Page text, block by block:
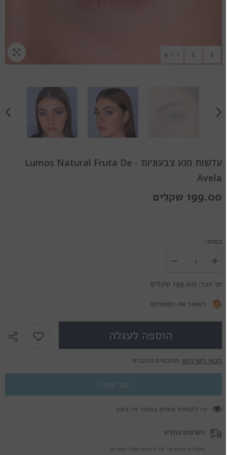
1
/
5
עדשות מגע צבעוניות - Lumos Natural Fruta De
Avela
199.00 שקלים
כמות:
הכמות
עבור
מגע
Natural
Fruta
De
הגדל
עבור
מגע
צבעוניות
De
סך הכל: 199.00 שקלים
לשאול את המומחים
הוספה לעגלה
מוסכמים ומובנים תנאי השימוש
קנה עכשיו
59 לקוחות צופים במוצר זה כעת
משלוחים מהירים
משלוח חינם על כל הזמנה מעל 500 ₪